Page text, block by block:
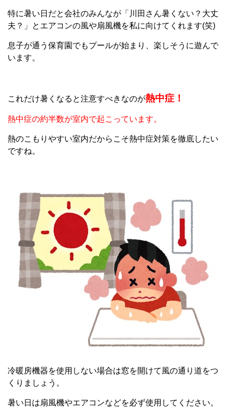
特に暑い日だと会社のみんなが「川田さん暑くない？大丈
夫？」とエアコンの風や扇風機を私に向けてくれます(笑)
息子が通う保育園でもプールが始まり、楽しそうに遊んで
います。
これだけ暑くなると注意すべきなのが熱中症！
熱中症の約半数が室内で起こっています。
熱のこもりやすい室内だからこそ熱中症対策を徹底したい
ですね。
冷暖房機器を使用しない場合は窓を開けて風の通り道をつ
くりましょう。
暑い日は扇風機やエアコンなどを必ず使用してください。